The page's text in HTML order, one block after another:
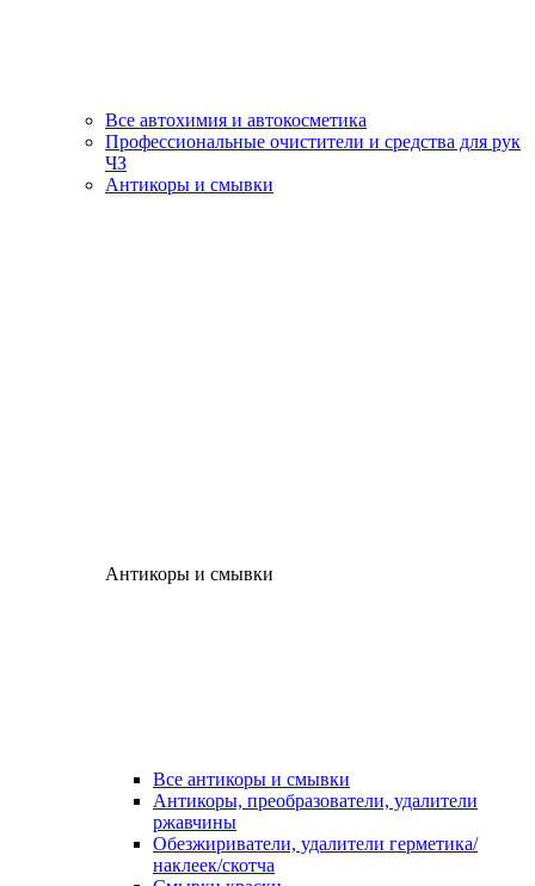
Все автохимия и автокосметика
Профессиональные очистители и средства для рук
ЧЗ
Антикоры и смывки
Антикоры и смывки
Все антикоры и смывки
Антикоры, преобразователи, удалители
ржавчины
Обезжириватели, удалители герметика/
наклеек/скотча